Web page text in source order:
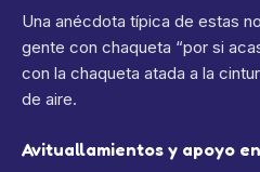
Una anécdota típica de estas
gente con chaqueta “por si
con la chaqueta atada a la
de aire.
Avituallamientos y apoyo